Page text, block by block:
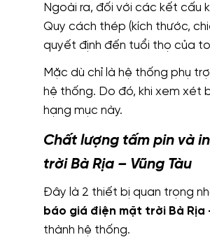
Ngoài ra, đối với các kết cấu
Quy cách thép (kích thước,
quyết định đến tuổi thọ của
Mặc dù chỉ là hệ thống phụ
hệ thống. Do đó, khi xem xét
hạng mục này.
Chất lượng tấm pin và
trời Bà Rịa – Vũng Tàu
Đây là 2 thiết bị quan trọng
báo giá điện mặt trời Bà Rịa
thành hệ thống.